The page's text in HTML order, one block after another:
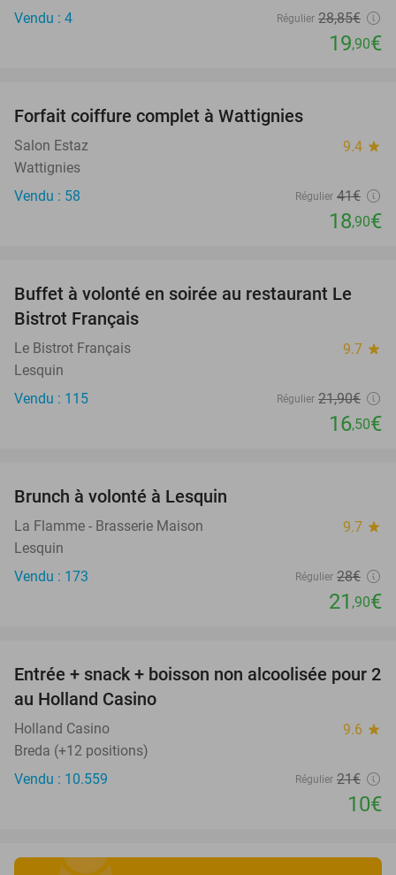
Vendu : 4
Régulier 28,85€
19,90€
Forfait coiffure complet à Wattignies
Salon Estaz 9.4 star
Wattignies
Vendu : 58
Régulier 41€
18,90€
25%
Buffet à volonté en soirée au restaurant Le
Bistrot Français
Le Bistrot Français 9.7 star
Lesquin
Vendu : 115
Régulier 21,90€
16,50€
Brunch à volonté à Lesquin
La Flamme - Brasserie Maison 9.7 star
Lesquin
Vendu : 173
Régulier 28€
21 ,90€
52%
Entrée + snack + boisson non alcoolisée pour 2
au Holland Casino
Holland Casino 9.6 star
Breda (+12 positions)
Vendu : 10.559
Régulier 21€
10€